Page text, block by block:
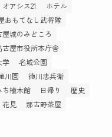
オアシス21
ホテル
おもてなし武将隊
屋城のみどころ
古屋市役所本庁舎
学
名城公園
川園
徳川忠兵衛
ち橦木館 日帰り
歴史
花見
那古野茶屋